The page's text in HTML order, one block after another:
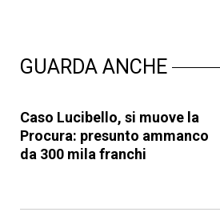
GUARDA ANCHE
Caso Lucibello, si muove la
Procura: presunto ammanco
da 300 mila franchi